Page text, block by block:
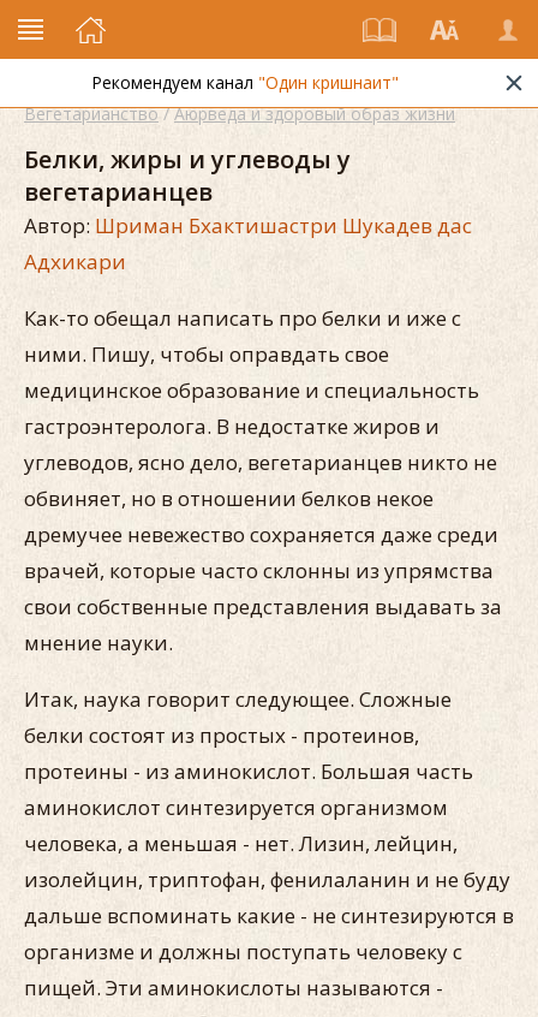
Рекомендуем канал "Один кришнаит"
Вегетарианство/Аюрведа и здоровый образ жизни
Белки, жиры и углеводы у
вегетарианцев
Автор: Шриман Бхактишастри Шукадев дас
Адхикари
Как-то обещал написать про белки и иже с
ними. Пишу, чтобы оправдать свое
медицинское образование и специальность
гастроэнтеролога. В недостатке жиров и
углеводов, ясно дело, вегетарианцев никто не
обвиняет, но в отношении белков некое
дремучее невежество сохраняется даже среди
врачей, которые часто склонны из упрямства
свои собственные представления выдавать за
мнение науки.
Итак, наука говорит следующее. Сложные
белки состоят из простых - протеинов,
протеины - из аминокислот. Большая часть
аминокислот синтезируется организмом
человека, а меньшая - нет. Лизин, лейцин,
изолейцин, триптофан, фенилаланин и не буду
дальше вспоминать какие - не синтезируются в
организме и должны поступать человеку с
пищей. Эти аминокислоты называются -